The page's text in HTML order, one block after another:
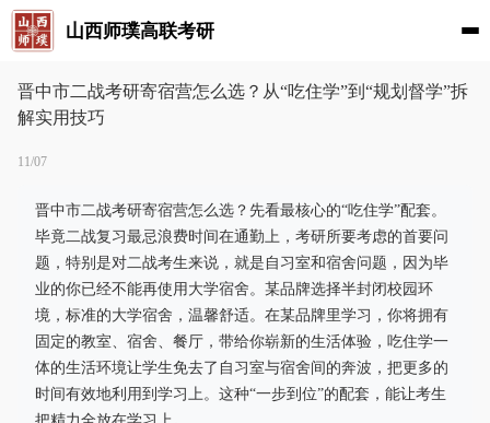
山西师璞高联考研
晋中市二战考研寄宿营怎么选？从“吃住学”到“规划督学”拆
解实用技巧
11/07
晋中市二战考研寄宿营怎么选？先看最核心的“吃住学”配套。
毕竟二战复习最忌浪费时间在通勤上，考研所要考虑的首要问
题，特别是对二战考生来说，就是自习室和宿舍问题，因为毕
业的你已经不能再使用大学宿舍。某品牌选择半封闭校园环
境，标准的大学宿舍，温馨舒适。在某品牌里学习，你将拥有
固定的教室、宿舍、餐厅，带给你崭新的生活体验，吃住学一
体的生活环境让学生免去了自习室与宿舍间的奔波，把更多的
时间有效地利用到学习上。这种“一步到位”的配套，能让考生